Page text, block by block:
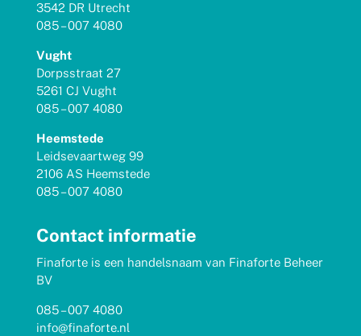
3542 DR Utrecht
085 – 007 4080
Vught
Dorpsstraat 27
5261 CJ Vught
085 – 007 4080
Heemstede
Leidsevaartweg 99
2106 AS Heemstede
085 – 007 4080
Contact informatie
Finaforte is een handelsnaam van Finaforte Beheer
BV
085 – 007 4080
info@finaforte.nl